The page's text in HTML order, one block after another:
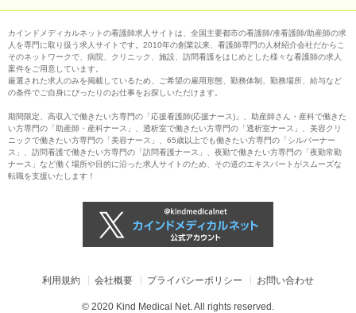
カインドメディカルネットの看護師求人サイトは、全国主要都市の看護師/准看護師/助産師の求
人を専門に取り扱う求人サイトです。2010年の創業以来、看護師専門の人材紹介会社だからこ
そのネットワークで、病院、クリニック、施設、訪問看護をはじめとした様々な看護師の求人
案件をご用意しています。
厳選された求人のみを掲載しているため、ご希望の雇用形態、勤務体制、勤務場所、給与など
の条件でご自身にぴったりのお仕事をお探しいただけます。
期間限定、高収入で働きたい方専門の「応援看護師(応援ナース)」、助産師さん・産科で働きた
い方専門の「助産師・産科ナース」、透析室で働きたい方専門の「透析室ナース」、美容クリ
ニックで働きたい方専門の「美容ナース」、65歳以上でも働きたい方専門の「シルバーナー
ス」、訪問看護で働きたい方専門の「訪問看護ナース」、夜勤で働きたい方専門の「夜勤常勤
ナース」など働く場所や目的に沿った求人サイトのため、その道のエキスパートがスムーズな
転職を支援いたします！
利用規約 会社概要 プライバシーポリシー お問い合わせ
© 2020 Kind Medical Net. All rights reserved.